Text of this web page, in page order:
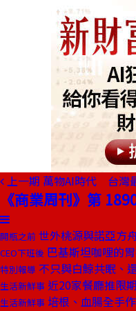
上一期 萬物AI時代 台灣
《商業周刊》第
開瓶之前 世外桃源與諾亞方
CEO下班後 巴基斯坦咖哩的
特別報導 不只與白鯨共眠、
生活新鮮事 近20家餐廳推限
生活新鮮事 培根、血腸全手